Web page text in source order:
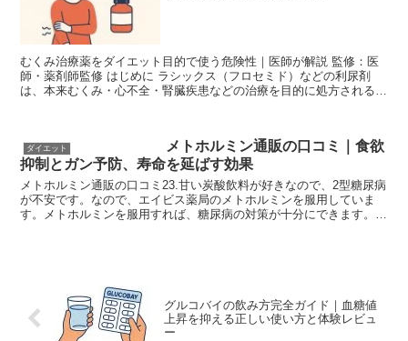
むくみ治療薬をダイエット目的で使う危険性｜医師が解説 監修：医
師・薬剤師監修 はじめに ラシックス（フロセミド）などの利尿剤
は、本来むくみ・心不全・腎臓疾患などの治療を目的に処方される薬
ダイエット
メトホルミン通販の口コミ｜食欲
抑制とガン予防、寿命を延ばす効果
メトホルミン通販の口コミ23.甘い炭酸飲料が好きなので、2型糖尿病
が不安です。なので、エイビス薬局のメトホルミンを服用していま
す。メトホルミンを服用すれば、糖尿病の対策が十分にできます。メ
グルコバイの飲み方完全ガイド｜血糖値
上昇を抑える正しい使い方と体験レビュ
ー